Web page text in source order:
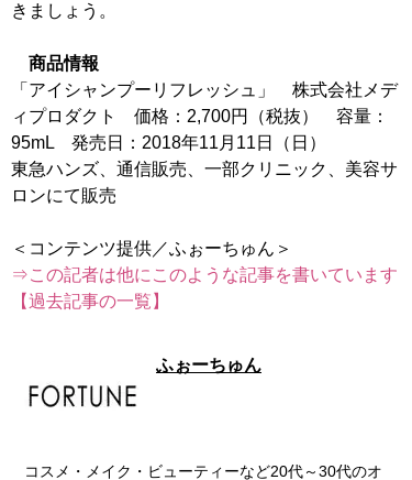
きましょう。
商品情報
「アイシャンプーリフレッシュ」 株式会社メデ
ィプロダクト 価格：2,700円（税抜） 容量：
95mL 発売日：2018年11月11日（日）
東急ハンズ、通信販売、一部クリニック、美容サ
ロンにて販売
⇒この記者は他にこのような記事を書いています
【過去記事の一覧】
ふぉーちゅん
コスメ・メイク・ビューティーなど20代～30代のオ